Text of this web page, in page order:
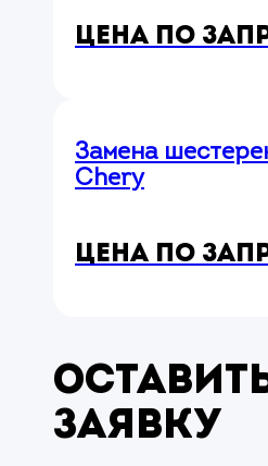
Цена по
Замена
Chery
Цена по
заявку